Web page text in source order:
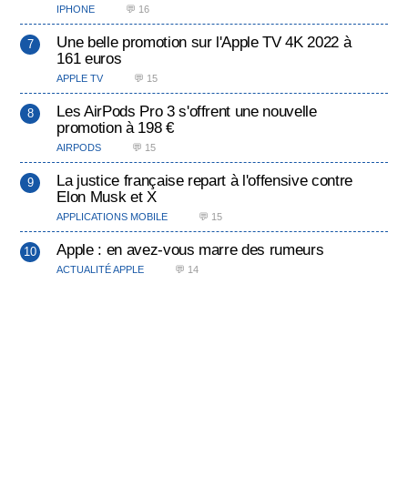
IPHONE 💬 16
Une belle promotion sur l'Apple TV 4K 2022 à
161 euros
APPLE TV 💬 15
Les AirPods Pro 3 s'offrent une nouvelle
promotion à 198 €
AIRPODS 💬 15
La justice française repart à l'offensive contre
Elon Musk et X
APPLICATIONS MOBILE 💬 15
Apple : en avez-vous marre des rumeurs
ACTUALITÉ APPLE 💬 14